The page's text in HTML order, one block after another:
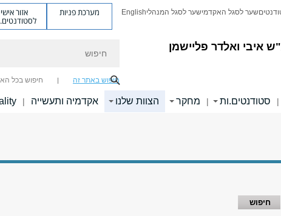
איבי ואלדר פליישמן
שער לסגל האקדמישער לסגל המנהליEnglish מערכת פניות אזור אישי
חיפוש באתר זה חיפוש בכל
| סטודנטים.ות | מחקר הצוות שלנו אקדמיה ותעשייה |